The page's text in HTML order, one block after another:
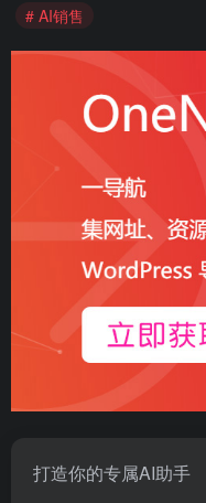
# AI销售
打造你的专属AI助手